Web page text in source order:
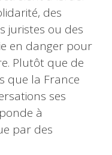
des
juristes ou des
en danger pour
Plutôt que de
que la France
ses
à
par des